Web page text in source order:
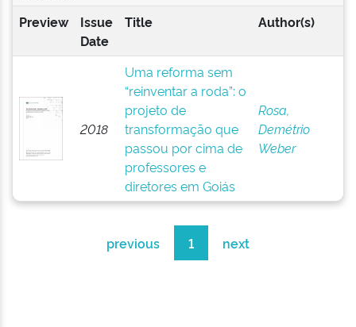
Preview
Issue
Date
Title Author(s)
2018
Uma reforma sem
“reinventar a roda”: o
projeto de
transformação que
passou por cima de
professores e
diretores em Goiás
Rosa,
Demétrio
Weber
previous 1 next